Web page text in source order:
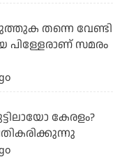
തന്നെ വേണ്ടി
പിള്ളേരാണ് സമരം
കേരളം?